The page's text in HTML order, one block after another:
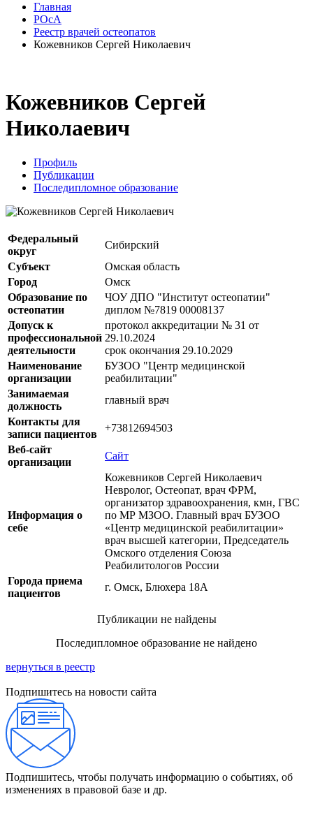
Главная
РОсА
Реестр врачей остеопатов
Кожевников Сергей Николаевич
Кожевников Сергей
Николаевич
Профиль
Публикации
Последипломное образование
Федеральный
округ
Сибирский
Субъект
Омская область
Город
Омск
Образование по
остеопатии
ЧОУ ДПО "Институт остеопатии"
диплом №7819 00008137
Допуск к
профессиональной
деятельности
протокол аккредитации № 31 от
29.10.2024
срок окончания 29.10.2029
Наименование
организации
БУЗОО "Центр медицинской
реабилитации"
Занимаемая
должность
главный врач
Контакты для
записи пациентов
+73812694503
Веб-сайт
организации
Сайт
Информация о
себе
Кожевников Сергей Николаевич
Невролог, Остеопат, врач ФРМ,
организатор здравоохранения, кмн, ГВС
по МР МЗОО. Главный врач БУЗОО
«Центр медицинской реабилитации»
врач высшей категории, Председатель
Омского отделения Союза
Реабилитологов России
Города приема
пациентов
г. Омск, Блюхера 18А
Публикации не найдены
Последипломное образование не найдено
вернуться в реестр
Подпишитесь на новости сайта
Подпишитесь, чтобы получать информацию о событиях, об
изменениях в правовой базе и др.